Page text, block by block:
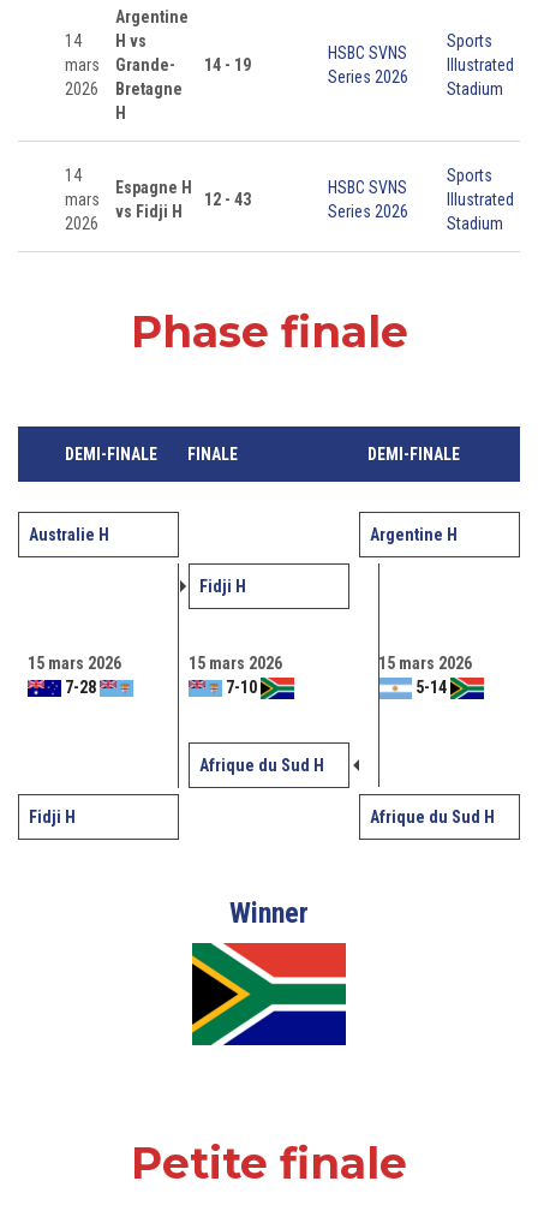
14
mars
2026
Argentine
H vs
Grande-
Bretagne
H
14 - 19
HSBC SVNS
Series 2026
Sports
Illustrated
Stadium
14
mars
2026
Espagne H
vs Fidji H
12 - 43
HSBC SVNS
Series 2026
Sports
Illustrated
Stadium
Phase finale
DEMI-FINALE FINALE DEMI-FINALE
Australie H Argentine H
15 mars 2026
7-28
Fidji H
15 mars 2026
5-14
15 mars 2026
7-10
Afrique du Sud H
Fidji H Afrique du Sud H
Winner
Petite finale